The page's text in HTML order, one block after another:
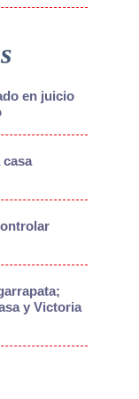
en juicio
casa
y Victoria